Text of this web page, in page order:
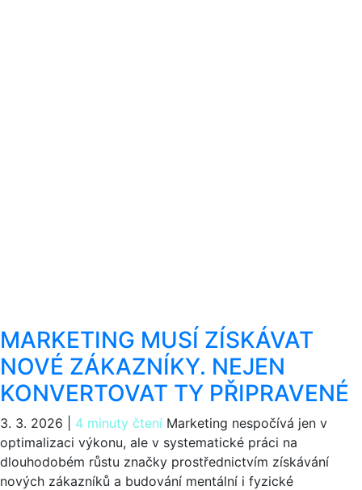
MARKETING MUSÍ ZÍSKÁVAT
NOVÉ ZÁKAZNÍKY. NEJEN
KONVERTOVAT TY PŘIPRAVENÉ
3. 3. 2026 4 minuty čtení Marketing nespočívá jen v
optimalizaci výkonu, ale v systematické práci na
dlouhodobém růstu značky prostřednictvím získávání
nových zákazníků a budování mentální i fyzické